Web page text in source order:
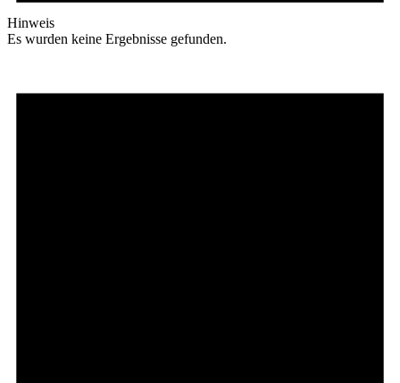
Hinweis
Es wurden keine Ergebnisse gefunden.